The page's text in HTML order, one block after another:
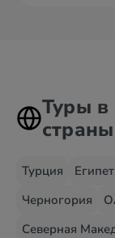
Туры
страны
Турция Египет
Черногория
Северная